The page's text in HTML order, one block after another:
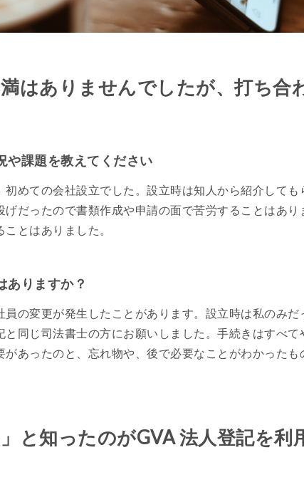
はありませんでしたが、打ち合
や課題を教えてください
めての会社設立でした。設立時は知人から紹介して
だったので書類作成や申請の面で苦労することはあ
とはありました。
ありますか？
の変更が発生したことがあります。設立時は私のみ
同じ司法書士の方にお願いしました。手続きはすべ
あったのと、忘れ物や、後で必要なことがわかった
と知ったのがGVA 法人登記を